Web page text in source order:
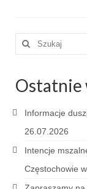
Boże
Szuklaj
Ostatnie
Informacje
26.07.2026
Intencje
Częstochowie